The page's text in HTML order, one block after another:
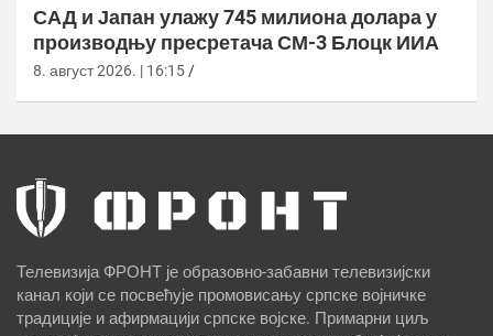
САД и Јапан улажу 745 милиона долара у
производњу пресретача СМ-3 Блоцк ИИА
8. август 2026. | 16:15
Телевизија ФРОНТ је образовно-забавни телевизијски
канал који се посвећује промовисању српске војничке
традиције и афирмацији српске војске. Примарни циљ